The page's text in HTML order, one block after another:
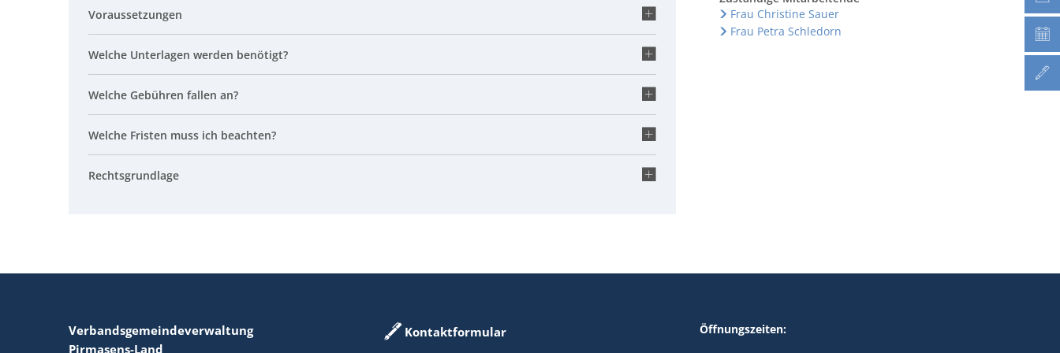
Voraussetzungen
Welche Unterlagen werden benötigt?
Welche Gebühren fallen an?
Welche Fristen muss ich beachten?
Rechtsgrundlage
Frau Christine Sauer
Frau Petra Schledorn
Verbandsgemeindeverwaltung
Pirmasens-Land
Kontaktformular
Öffnungszeiten: